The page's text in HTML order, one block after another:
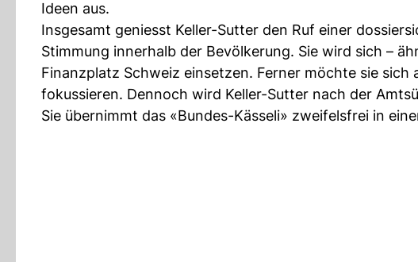
Ideen aus.
Insgesamt geniesst Keller-Sutter den Ruf einer
Stimmung innerhalb der Bevölkerung. Sie wird sich –
Finanzplatz Schweiz einsetzen. Ferner möchte sie
fokussieren. Dennoch wird Keller-Sutter nach der
Sie übernimmt das «Bundes-Kässeli» zweifelsfrei in